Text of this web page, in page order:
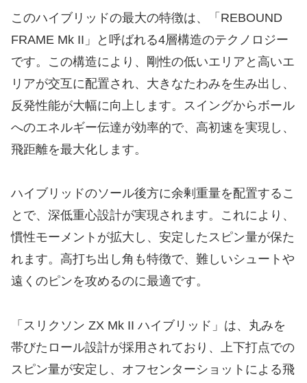
このハイブリッドの最大の特徴は、「REBOUND
FRAME Mk II」と呼ばれる4層構造のテクノロジー
です。この構造により、剛性の低いエリアと高いエ
リアが交互に配置され、大きなたわみを生み出し、
反発性能が大幅に向上します。スイングからボール
へのエネルギー伝達が効率的で、高初速を実現し、
飛距離を最大化します。
​ハイブリッドのソール後方に余剰重量を配置するこ
とで、深低重心設計が実現されます。これにより、
慣性モーメントが拡大し、安定したスピン量が保た
れます。高打ち出し角も特徴で、難しいシュートや
遠くのピンを攻めるのに最適です。
「スリクソン ZX Mk II ハイブリッド」は、丸みを
帯びたロール設計が採用されており、上下打点での
スピン量が安定し、オフセンターショットによる飛